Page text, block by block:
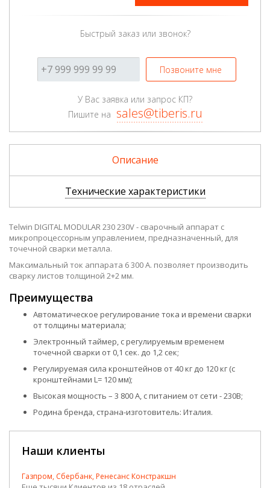
Быстрый заказ или звонок?
Позвоните мне
У Вас заявка или запрос КП?
Пишите на sales@tiberis.ru
Описание
Технические характеристики
Telwin DIGITAL MODULAR 230 230V - сварочный аппарат с
микропроцессорным управлением, предназначенный, для
точечной сварки металла.
Максимальный ток аппарата 6 300 А. позволяет производить
сварку листов толщиной 2+2 мм.
Преимущества
Автоматическое регулирование тока и времени сварки
от толщины материала;
Электронный таймер, с регулируемым временем
точечной сварки от 0,1 сек. до 1,2 сек;
Регулируемая сила кронштейнов от 40 кг до 120 кг (с
кронштейнами L= 120 мм);
Высокая мощность – 3 800 А, с питанием от сети - 230В;
Родина бренда, страна-изготовитель: Италия.
Наши клиенты
Газпром, Сбербанк, Ренесанс Констракшн